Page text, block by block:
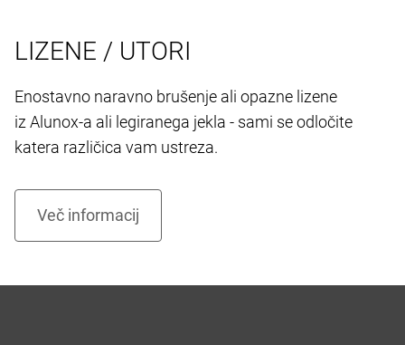
LIZENE / UTORI
Enostavno naravno brušenje ali opazne lizene
iz Alunox-a ali legiranega jekla - sami se odločite
katera različica vam ustreza.